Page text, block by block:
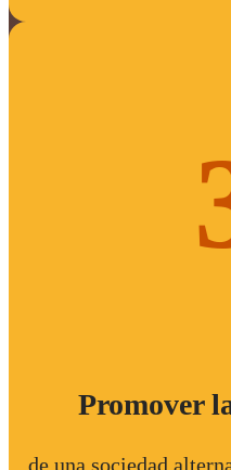
Promover
de una sociedad